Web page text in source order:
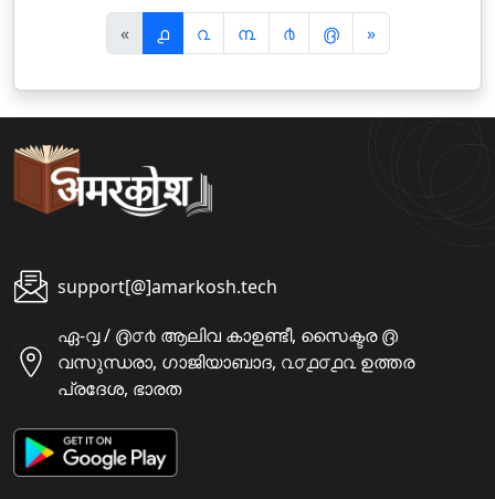
«पि
छ
ला
൧ ൨ ൩ ൪ ൫ »अ
ग
ला
support[@]amarkosh.tech
ഏ-൮ / ൫൦൪ ആലിവ കാഉണ്ടീ, സൈക്ടര ൫
വസുന്ധരാ, ഗാജിയാബാദ, ൨൦൧൦൧൨ ഉത്തര
പ്രദേശ, ഭാരത